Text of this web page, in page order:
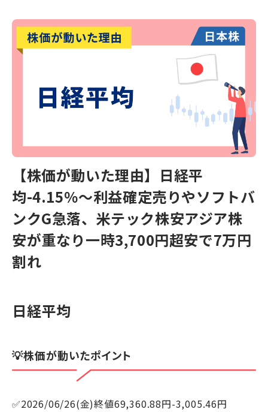
【株価が動いた理由】日経平
均-4.15％～利益確定売りやソフトバ
ンクG急落、米テック株安アジア株
安が重なり一時3,700円超安で7万円
割れ
日経平均
💡株価が動いたポイント
✅2026/06/26(金)終値69,360.88円-3,005.46円